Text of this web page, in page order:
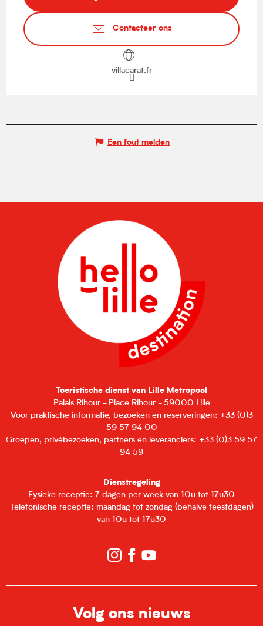
Contacteer ons
villacarat.fr
Een fout melden
Toeristische dienst van Lille Metropool
Palais Rihour - Place Rihour - 59000 Lille
Voor praktische informatie, bezoeken en reserveringen: +33 (0)3
59 57 94 00
Groepen, privébezoeken, partners en leveranciers: +33 (0)3 59 57
94 59
Dienstregeling
Fysieke receptie: 7 dagen per week van 10u tot 17u30
Telefonische receptie: maandag tot zondag (behalve feestdagen)
van 10u tot 17u30
Volg ons nieuws